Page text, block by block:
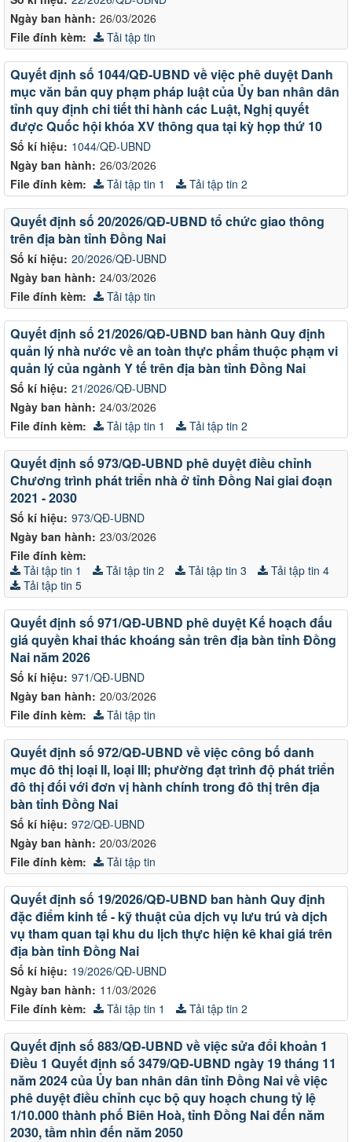
Ngày ban hành: 26/03/2026
File đính kèm:
Tải tập tin
Số kí hiệu: 1044/QĐ-UBND
Ngày ban hành: 26/03/2026
Quyết định số 1044/QĐ-UBND về việc phê duyệt Danh
mục văn bản quy phạm pháp luật của Ủy ban nhân dân
tỉnh quy định chi tiết thi hành các Luật, Nghị quyết
được Quốc hội khóa XV thông qua tại kỳ họp thứ 10
File đính kèm: Tải tập tin 1 Tải tập tin 2
Số kí hiệu: 20/2026/QĐ-UBND
Ngày ban hành: 24/03/2026
Quyết định số 20/2026/QĐ-UBND tổ chức giao thông
trên địa bàn tỉnh Đồng Nai
File đính kèm: Tải tập tin
Số kí hiệu: 21/2026/QĐ-UBND
Ngày ban hành: 24/03/2026
Quyết định số 21/2026/QĐ-UBND ban hành Quy định
quản lý nhà nước về an toàn thực phẩm thuộc phạm vi
quản lý của ngành Y tế trên địa bàn tỉnh Đồng Nai
File đính kèm: Tải tập tin 1 Tải tập tin 2
Số kí hiệu: 973/QĐ-UBND
Ngày ban hành: 23/03/2026
Quyết định số 973/QĐ-UBND phê duyệt điều chỉnh
Chương trình phát triển nhà ở tỉnh Đồng Nai giai đoạn
2021 - 2030
File đính kèm:
Tải tập tin 1
Tải tập tin 2 Tải tập tin 3
Tải tập tin 4
Tải tập tin 5
Số kí hiệu: 971/QĐ-UBND
Ngày ban hành: 20/03/2026
Quyết định số 971/QĐ-UBND phê duyệt Kế hoạch đấu
giá quyền khai thác khoáng sản trên địa bàn tỉnh Đồng
Nai năm 2026
File đính kèm: Tải tập tin
Số kí hiệu: 972/QĐ-UBND
Ngày ban hành: 20/03/2026
Quyết định số 972/QĐ-UBND về việc công bố danh
mục đô thị loại II, loại III; phường đạt trình độ phát triển
đô thị đối với đơn vị hành chính trong đô thị trên địa
bàn tỉnh Đồng Nai
File đính kèm: Tải tập tin
Số kí hiệu: 19/2026/QĐ-UBND
Ngày ban hành: 11/03/2026
Quyết định số 19/2026/QĐ-UBND ban hành Quy định
đặc điểm kinh tế - kỹ thuật của dịch vụ lưu trú và dịch
vụ tham quan tại khu du lịch thực hiện kê khai giá trên
địa bàn tỉnh Đồng Nai
File đính kèm: Tải tập tin 1 Tải tập tin 2
Quyết định số 883/QĐ-UBND về việc sửa đổi khoản 1
Điều 1 Quyết định số 3479/QĐ-UBND ngày 19 tháng 11
năm 2024 của Ủy ban nhân dân tỉnh Đồng Nai về việc
phê duyệt điều chỉnh cục bộ quy hoạch chung tỷ lệ
1/10.000 thành phố Biên Hoà, tỉnh Đồng Nai đến năm
2030, tầm nhìn đến năm 2050